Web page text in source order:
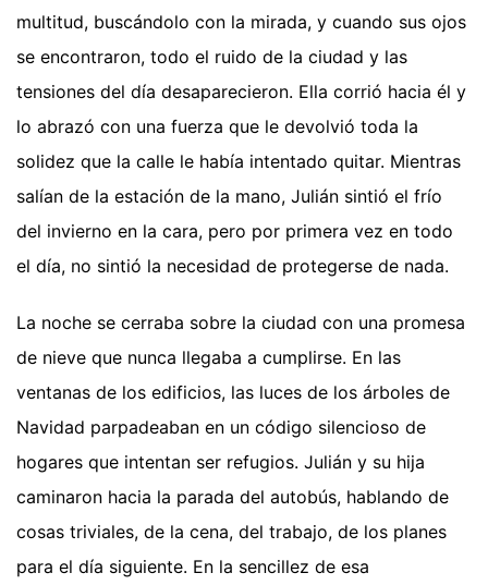
multitud, buscándolo con la mirada, y cuando sus ojos
se encontraron, todo el ruido de la ciudad y las
tensiones del día desaparecieron. Ella corrió hacia él y
lo abrazó con una fuerza que le devolvió toda la
solidez que la calle le había intentado quitar. Mientras
salían de la estación de la mano, Julián sintió el frío
del invierno en la cara, pero por primera vez en todo
el día, no sintió la necesidad de protegerse de nada.
La noche se cerraba sobre la ciudad con una promesa
de nieve que nunca llegaba a cumplirse. En las
ventanas de los edificios, las luces de los árboles de
Navidad parpadeaban en un código silencioso de
hogares que intentan ser refugios. Julián y su hija
caminaron hacia la parada del autobús, hablando de
cosas triviales, de la cena, del trabajo, de los planes
para el día siguiente. En la sencillez de esa